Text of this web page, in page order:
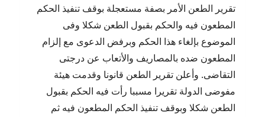
تقرير الطعن الأمر بصفة مستعجلة بوقف تنفيذ الحكم
المطعون فيه والحكم بقبول الطعن شكلا وفى
الموضوع بإلغاء هذا الحكم وبرفض الدعوى مع إلزام
المطعون ضده بالمصاريف والأتعاب عن درجتى
التقاضى. وأعلن تقرير الطعن قانونا وقدمت هيئة
مفوضى الدولة تقريرا مسببا رأت فيه الحكم بقبول
الطعن شكلا وبوقف تنفيذ الحكم المطعون فيه ثم